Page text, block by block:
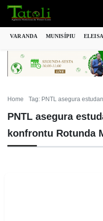
VARANDA MUNISÍPIU
Home Tag: PNTL asegura
PNTL asegura
konfrontu Rotunda